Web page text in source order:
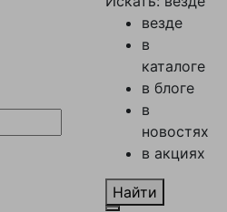
везде
в
каталоге
в блоге
в
новостях
в акциях
Найти